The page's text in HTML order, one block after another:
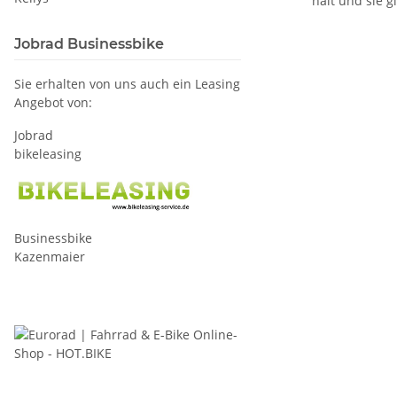
Jobrad Businessbike
Sie erhalten von uns auch ein Leasing
Angebot von:
Jobrad
bikeleasing
Businessbike
Kazenmaier